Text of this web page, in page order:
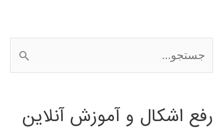
س
ج
رفع اشکال و آموزش آنلاین